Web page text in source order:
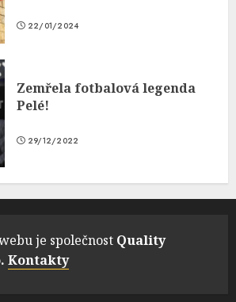
22/01/2024
Zemřela fotbalová legenda
Pelé!
29/12/2022
je společnost Quality
Kontakty